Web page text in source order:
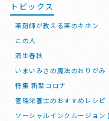
トピックス
薬剤師が教える薬のキホン
この人
済生春秋
いまいみさの魔法のおりがみ
特集 新型コロナ
管理栄養士のおすすめレシピ
ソーシャルインクルージョン